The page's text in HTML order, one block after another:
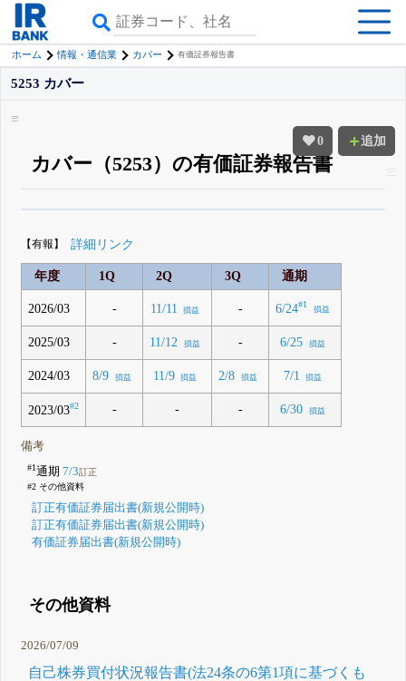
ホーム 情報・通信業 カバー 有価証券報告書
0 追加
5253 カバー
カバー（5253）の有価証券報告書
詳しく見られる無料でβ版をはじめる
登録すると永久30%OFFと米株版の先行利用も付きます
【有報】 詳細リンク
年度 1Q 2Q 3Q 通期
2026/03 - 11/11 損益 - 6/24#1
損益
2025/03 - 11/12 損益 - 6/25 損益
2024/03 8/9 損益 11/9 損益 2/8 損益 7/1 損益
2023/03#2 - - - 6/30 損益
備考
#1通期 7/3訂正
#2 その他資料
訂正有価証券届出書(新規公開時)
訂正有価証券届出書(新規公開時)
有価証券届出書(新規公開時)
その他資料
2026/07/09
自己株券買付状況報告書(法24条の6第1項に基づくも